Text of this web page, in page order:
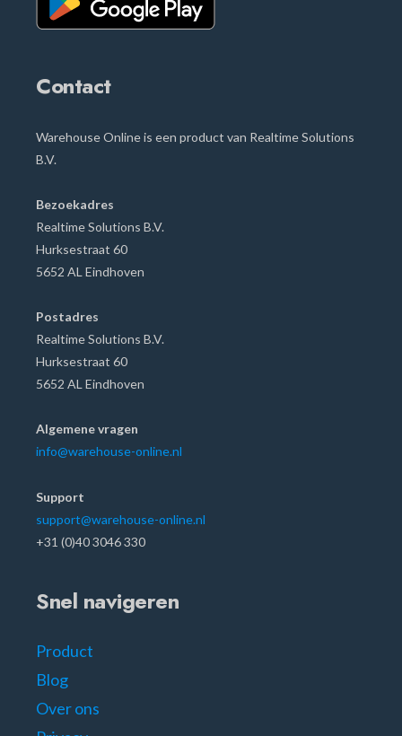
Contact
Warehouse Online is een product van Realtime Solutions
B.V.
Bezoekadres
Realtime Solutions B.V.
Hurksestraat 60
5652 AL Eindhoven
Postadres
Realtime Solutions B.V.
Hurksestraat 60
5652 AL Eindhoven
Algemene vragen
info@warehouse-online.nl
Support
support@warehouse-online.nl
+31 (0)40 3046 330
Snel navigeren
Product
Blog
Over ons